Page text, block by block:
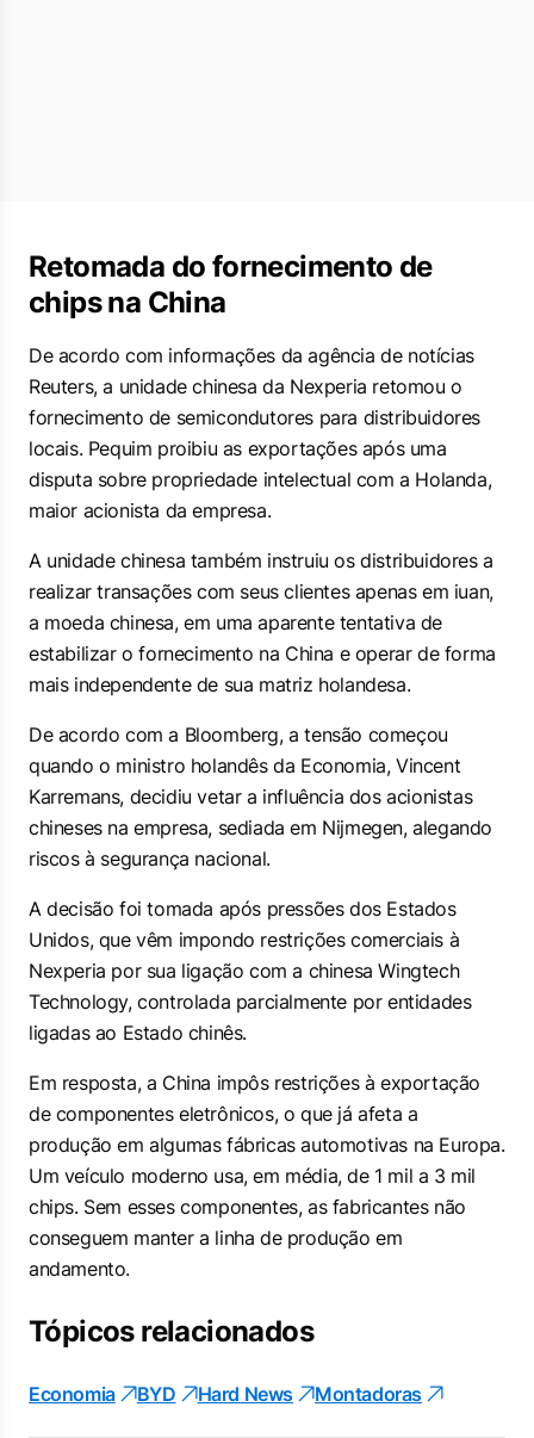
Retomada do fornecimento de
chips na China
De acordo com informações da agência de notícias
Reuters, a unidade chinesa da Nexperia retomou o
fornecimento de semicondutores para distribuidores
locais. Pequim proibiu as exportações após uma
disputa sobre propriedade intelectual com a Holanda,
maior acionista da empresa.
A unidade chinesa também instruiu os distribuidores a
realizar transações com seus clientes apenas em iuan,
a moeda chinesa, em uma aparente tentativa de
estabilizar o fornecimento na China e operar de forma
mais independente de sua matriz holandesa.
De acordo com a Bloomberg, a tensão começou
quando o ministro holandês da Economia, Vincent
Karremans, decidiu vetar a influência dos acionistas
chineses na empresa, sediada em Nijmegen, alegando
riscos à segurança nacional.
A decisão foi tomada após pressões dos Estados
Unidos, que vêm impondo restrições comerciais à
Nexperia por sua ligação com a chinesa Wingtech
Technology, controlada parcialmente por entidades
ligadas ao Estado chinês.
Em resposta, a China impôs restrições à exportação
de componentes eletrônicos, o que já afeta a
produção em algumas fábricas automotivas na Europa.
Um veículo moderno usa, em média, de 1 mil a 3 mil
chips. Sem esses componentes, as fabricantes não
conseguem manter a linha de produção em
andamento.
Tópicos relacionados
Economia BYD Hard News Montadoras